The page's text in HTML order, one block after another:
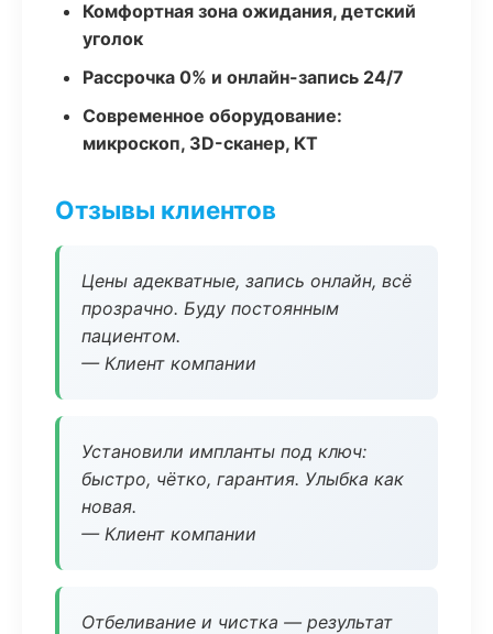
Комфортная зона ожидания, детский
уголок
Рассрочка 0% и онлайн-запись 24/7
Современное оборудование:
микроскоп, 3D-сканер, КТ
Отзывы клиентов
Цены адекватные, запись онлайн, всё
прозрачно. Буду постоянным
пациентом.
— Клиент компании
Установили импланты под ключ:
быстро, чётко, гарантия. Улыбка как
новая.
— Клиент компании
Отбеливание и чистка — результат